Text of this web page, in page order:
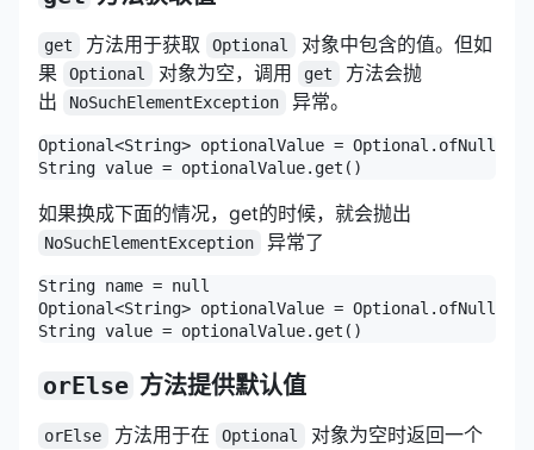
get 方法用于获取 Optional
对象中包含的值。但如
果
Optional 对象为空，调用 get
方法会抛
出
NoSuchElementException 异常。
Optional<String> optionalValue =
String value = optionalValue.get()
如果换成下面的情况，get的时候，就会抛出
NoSuchElementException 异常了
String name = null
Optional<String> optionalValue =
String value = optionalValue.get()
orElse 方法提供默认值
orElse 方法用于在 Optional
对象为空时返回一个